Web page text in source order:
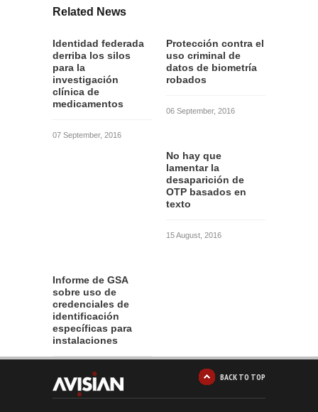
Related News
Identidad federada
derriba los silos
para la
investigación
clínica de
medicamentos
07 September, 2016
Protección contra el
uso criminal de
datos de biometría
robados
06 September, 2016
No hay que
lamentar la
desaparición de
OTP basados en
texto
15 August, 2016
Informe de GSA
sobre uso de
credenciales de
identificación
específicas para
instalaciones
12 August, 2016 BACK TO TOP